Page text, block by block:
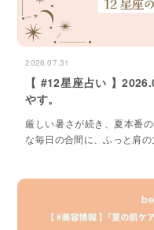
2026.07.31
【 #12星座占い 】
やす。
厳しい暑さが続き、夏本番
な毎日の合間に、ふっと肩